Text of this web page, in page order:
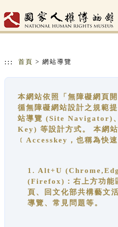
::: 首頁 > 網站導覽
本網站依照「無障礙網頁
循無障礙網站設計之規範
站導覽 (Site Navigator)
Key) 等設計方式。 本網
﹝Accesskey，也稱為快
1. Alt+U
(Firefox)：右上方功能
頁、回文化部共構藝文
導覽、常見問題等。